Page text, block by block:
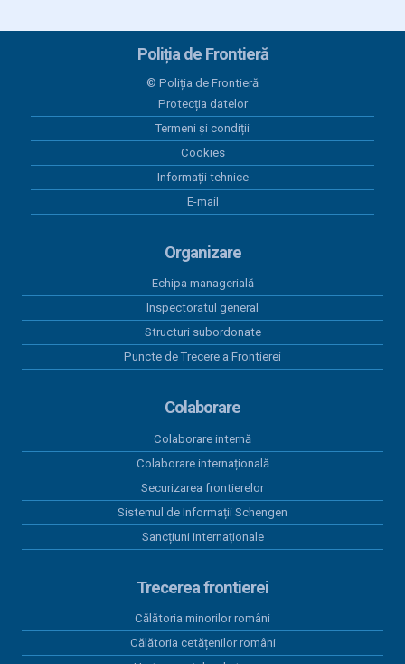
01 aprilie 2026
Construire Centru de Screening - Galați
Comunicat de presa privind primul atelier de lucru
11-13 martie 2026 - MigraMi
16 martie 2026
Comunicat de presa PNRR STPF Galati - finalizare
Comunicat de presa - Deschiderea oficială și primul
Comitet director al proiectului MigraMI - Migrants
management enhance initiative - ROMD00167
28 octombrie 2025
Comunicat de presa - lansare proiect InvestiGate
Comunicat de presa semnare contract finantare -
Poliția de Frontieră
© Poliția de Frontieră
Protecția datelor
Termeni și condiții
Cookies
Informații tehnice
E-mail
Organizare
Echipa managerială
Inspectoratul general
Structuri subordonate
Puncte de Trecere a Frontierei
Colaborare
Colaborare internă
Colaborare internațională
Securizarea frontierelor
Sistemul de Informații Schengen
Sancțiuni internaționale
Trecerea frontierei
Călătoria minorilor români
Călătoria cetățenilor români